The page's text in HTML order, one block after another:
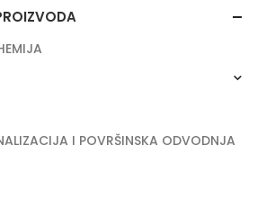
I POVRŠINSKA ODVODNJA